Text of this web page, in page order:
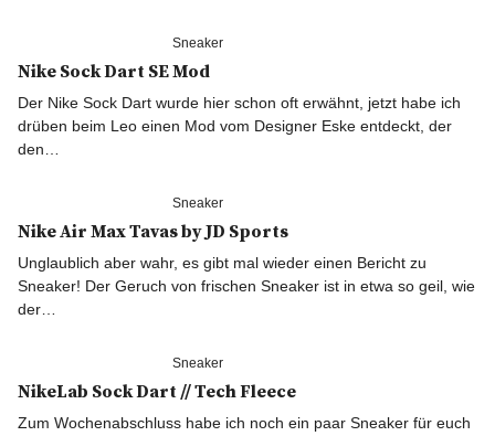
Tech
Blogger Essentials
BLOGLIEBE ❤
Sneaker
Nike Sock Dart SE Mod
Der Nike Sock Dart wurde hier schon oft erwähnt, jetzt habe ich
drüben beim Leo einen Mod vom Designer Eske entdeckt, der
den…
Sneaker
Nike Air Max Tavas by JD Sports
Unglaublich aber wahr, es gibt mal wieder einen Bericht zu
Sneaker! Der Geruch von frischen Sneaker ist in etwa so geil, wie
der…
Sneaker
NikeLab Sock Dart // Tech Fleece
Zum Wochenabschluss habe ich noch ein paar Sneaker für euch